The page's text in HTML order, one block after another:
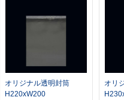
オリジナル透明封筒
H220xW200
オリ